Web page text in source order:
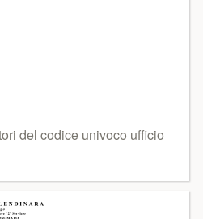
del codice univoco ufficio